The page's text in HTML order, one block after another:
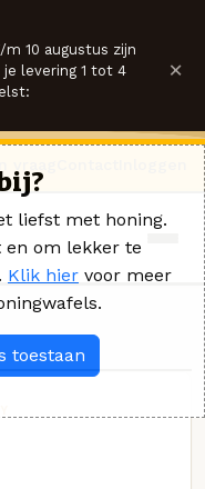
m 10 augustus zijn
levering 1 tot 4
×
liefst met honing.
om lekker te
Klik hier voor meer
toestaan